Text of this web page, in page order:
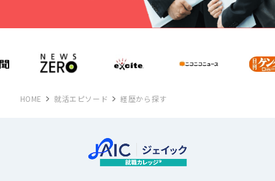
HOME 就活エピソード 経歴から探す